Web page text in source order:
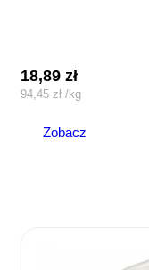
18,89zł
94,45zł /kg
Zobacz